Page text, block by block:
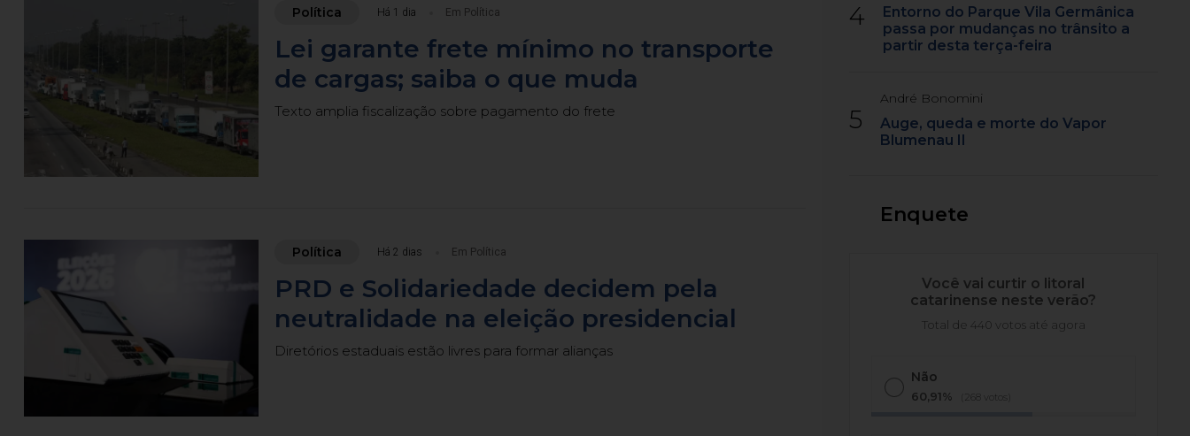
Política Há 1 dia Em Política
Lei garante frete mínimo no transporte
de cargas; saiba o que muda
Texto amplia fiscalização sobre pagamento do frete
Política Há 2 dias Em Política
PRD e Solidariedade decidem pela
neutralidade na eleição presidencial
Diretórios estaduais estão livres para formar alianças
4
Entorno do Parque Vila Germânica
passa por mudanças no trânsito a
partir desta terça-feira
5
André Bonomini
Auge, queda e morte do Vapor
Blumenau II
Enquete
Você vai curtir o litoral
catarinense neste verão?
Total de 440 votos até agora
Não
60,91% (268 votos)